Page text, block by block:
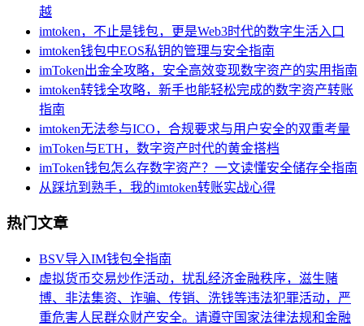
越
imtoken，不止是钱包，更是Web3时代的数字生活入口
imtoken钱包中EOS私钥的管理与安全指南
imToken出金全攻略，安全高效变现数字资产的实用指南
imtoken转钱全攻略，新手也能轻松完成的数字资产转账
指南
imtoken无法参与ICO，合规要求与用户安全的双重考量
imToken与ETH，数字资产时代的黄金搭档
imToken钱包怎么存数字资产？一文读懂安全储存全指南
从踩坑到熟手，我的imtoken转账实战心得
热门文章
BSV导入IM钱包全指南
虚拟货币交易炒作活动，扰乱经济金融秩序，滋生赌
博、非法集资、诈骗、传销、洗钱等违法犯罪活动，严
重危害人民群众财产安全。请遵守国家法律法规和金融